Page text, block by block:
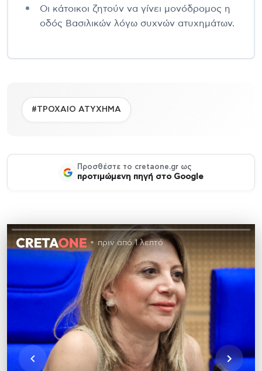
Οι κάτοικοι ζητούν να γίνει μονόδρομος η
οδός Βασιλικών λόγω συχνών ατυχημάτων.
#ΤΡΟΧΑΙΟ ΑΤΥΧΗΜΑ
Προσθέστε το cretaone.gr ως
προτιμώμενη πηγή στο Google
πριν από 1 λεπτό